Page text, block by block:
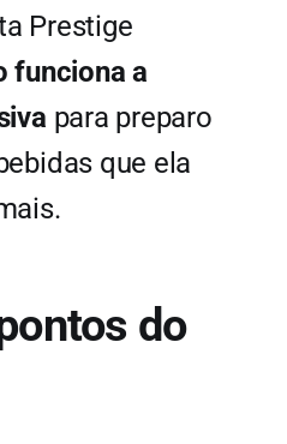
Prestige
funciona a
para preparo
que ela
do